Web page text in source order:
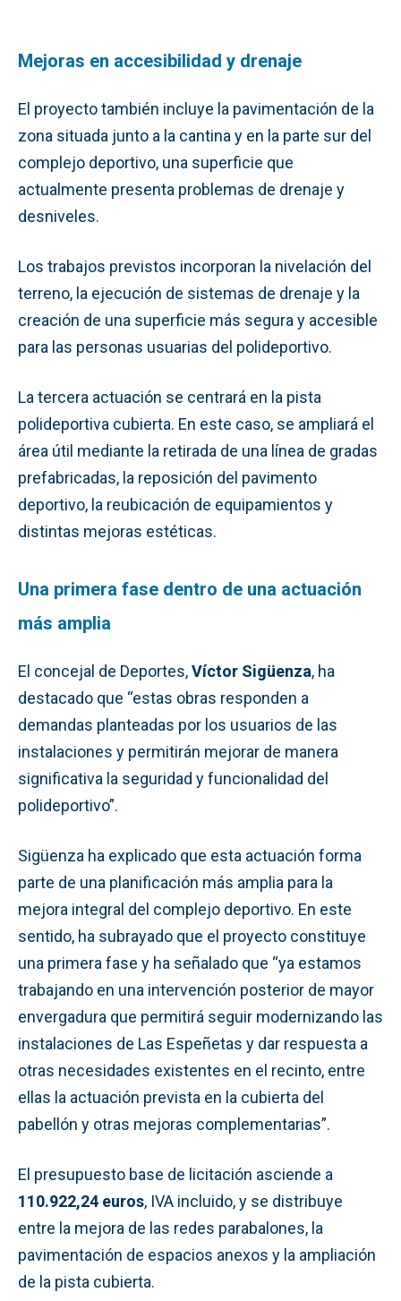
Mejoras en accesibilidad y drenaje
El proyecto también incluye la pavimentación de la
zona situada junto a la cantina y en la parte sur del
complejo deportivo, una superficie que
actualmente presenta problemas de drenaje y
desniveles.
Los trabajos previstos incorporan la nivelación del
terreno, la ejecución de sistemas de drenaje y la
creación de una superficie más segura y accesible
para las personas usuarias del polideportivo.
La tercera actuación se centrará en la pista
polideportiva cubierta. En este caso, se ampliará el
área útil mediante la retirada de una línea de gradas
prefabricadas, la reposición del pavimento
deportivo, la reubicación de equipamientos y
distintas mejoras estéticas.
Una primera fase dentro de una actuación
más amplia
El concejal de Deportes,Víctor Sigüenza, ha
destacado que “estas obras responden a
demandas planteadas por los usuarios de las
instalaciones y permitirán mejorar de manera
significativa la seguridad y funcionalidad del
polideportivo”.
Sigüenza ha explicado que esta actuación forma
parte de una planificación más amplia para la
mejora integral del complejo deportivo. En este
sentido, ha subrayado que el proyecto constituye
una primera fase y ha señalado que “ya estamos
trabajando en una intervención posterior de mayor
envergadura que permitirá seguir modernizando las
instalaciones de Las Espeñetas y dar respuesta a
otras necesidades existentes en el recinto, entre
ellas la actuación prevista en la cubierta del
pabellón y otras mejoras complementarias”.
El presupuesto base de licitación asciende a
110.922,24 euros, IVA incluido, y se distribuye
entre la mejora de las redes parabalones, la
pavimentación de espacios anexos y la ampliación
de la pista cubierta.